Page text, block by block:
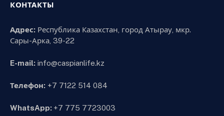
КОНТАКТЫ
Адрес: Республика Казахстан, город Атырау, мкр.
Сары-Арка, 39-22
E-mail: info@caspianlife.kz
Телефон: +7 7122 514 084
WhatsApp: +7 775 7723003